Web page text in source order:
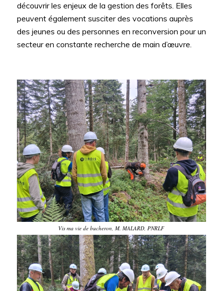
découvrir les enjeux de la gestion des forêts. Elles
peuvent également susciter des vocations auprès
des jeunes ou des personnes en reconversion pour un
secteur en constante recherche de main d’œuvre.
Vis ma vie de bucheron, M. MALARD, PNRLF